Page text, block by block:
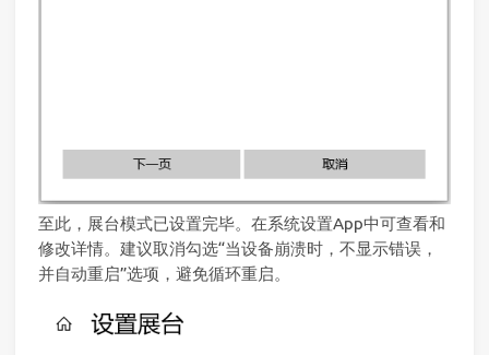
至此，展台模式已设置完毕。在系统设置App中可查看和
修改详情。建议取消勾选“当设备崩溃时，不显示错误，
并自动重启”选项，避免循环重启。